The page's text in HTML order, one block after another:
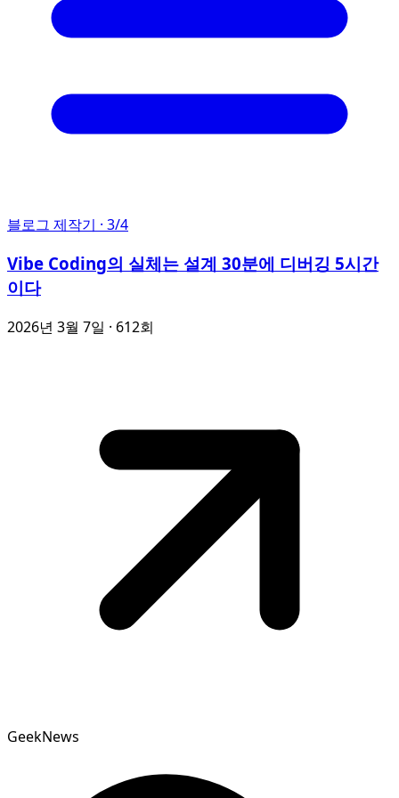
블로그 제작기 · 3/4
Vibe Coding의 실체는 설계 30분에 디버깅 5시간
이다
2026년 3월 7일 · 612회
GeekNews